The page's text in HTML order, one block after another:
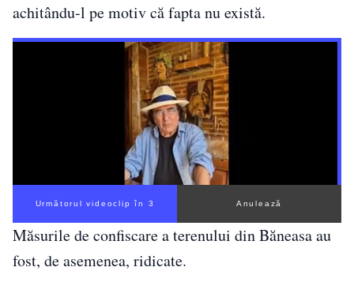
achitându-l pe motiv că fapta nu există.
Următorul videoclip în 1 Anulează
Măsurile de confiscare a terenului din Băneasa au
fost, de asemenea, ridicate.